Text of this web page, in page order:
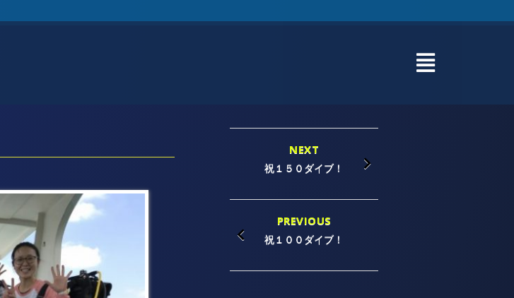
NEXT
祝１５０ダイブ！
PREVIOUS
祝１００ダイブ！